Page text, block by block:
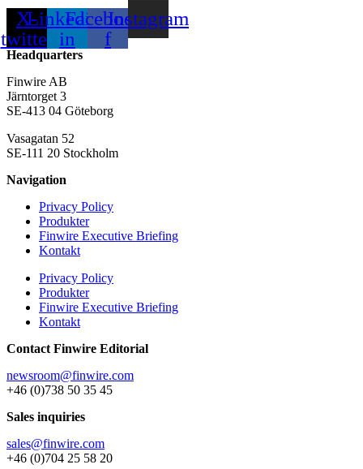
X-
twitter
Linkedin-
in
Facebook-
f
Instagram
Headquarters
Finwire AB
Järntorget 3
SE-413 04 Göteborg
Vasagatan 52
SE-111 20 Stockholm
Navigation
Privacy Policy
Produkter
Finwire Executive Briefing
Kontakt
Privacy Policy
Produkter
Finwire Executive Briefing
Kontakt
Contact Finwire Editorial
newsroom@finwire.com
+46 (0)738 50 35 45
Sales inquiries
sales@finwire.com
+46 (0)704 25 58 20